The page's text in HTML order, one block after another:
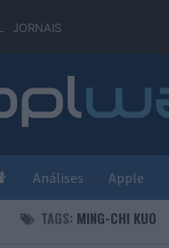
JORNAIS
Análises Apple
TAGS: MING-CHI KUO